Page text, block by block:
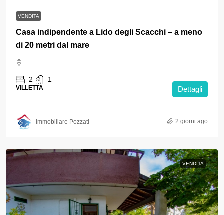
VENDITA
Casa indipendente a Lido degli Scacchi – a meno
di 20 metri dal mare
2 1
VILLETTA Dettagli
Immobiliare Pozzati 2 giorni ago
VENDITA